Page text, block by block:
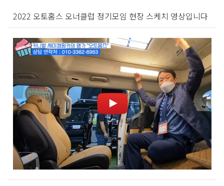
2022 오토홈스 오너클럽 정기모임 현장 스케치 영상입니다